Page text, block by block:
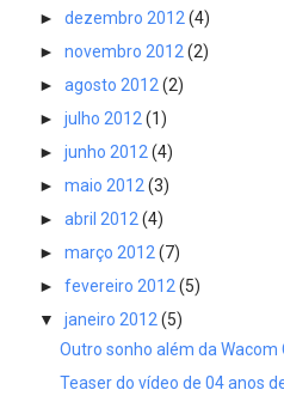
► dezembro 2012(4)
► novembro 2012(2)
► agosto 2012(2)
► julho 2012(1)
► junho 2012(4)
► maio 2012(3)
► abril 2012(4)
► março 2012(7)
► fevereiro 2012(5)
▼ janeiro 2012(5)
Outro sonho além da Wacom
Teaser do vídeo de 04 anos